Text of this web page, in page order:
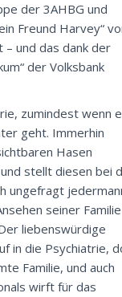
der 3AHBG und
Freund Harvey“
und das dank der
der Volksbank
zumindest wenn
geht. Immerhin
Hasen
stellt diesen bei
ungefragt
seiner Familie
liebenswürdige
in die Psychiatrie,
Familie, und auch
wirft für das